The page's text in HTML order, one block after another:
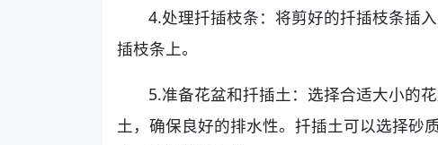
4.处理扦插枝条：将剪好的扦插枝条插
插枝条上。
5.准备花盆和扦插土：选择合适大小的
土，确保良好的排水性。扦插土可以选择砂